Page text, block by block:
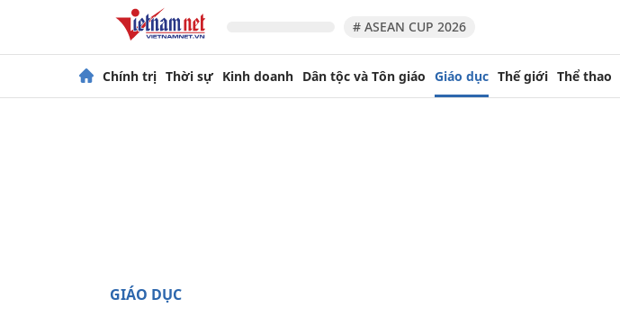
# ASEAN CUP 2026
Chính trị Thời sự Kinh doanh Dân tộc và Tôn giáo Giáo dục Thế giới Thể thao
GIÁO DỤC